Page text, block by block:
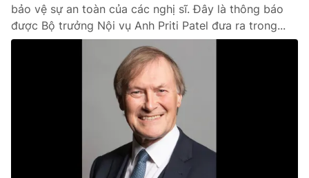
Ðiện thoại Thời báo VTV:024.66 897 897
Email: toasoan@vtv.vn
024-7300.7108
bảo vệ sự an toàn của các nghị sĩ. Đây là thông báo
được Bộ trưởng Nội vụ Anh Priti Patel đưa ra trong...